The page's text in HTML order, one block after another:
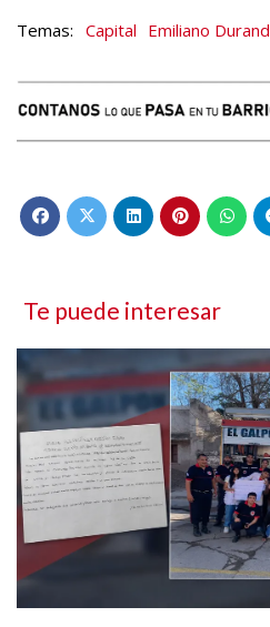
Capital Emiliano Durand
Te puede interesar